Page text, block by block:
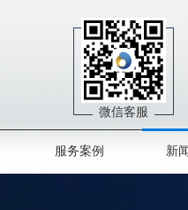
微信客服
服务案例 新